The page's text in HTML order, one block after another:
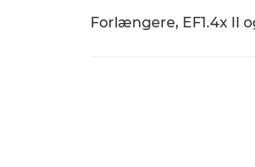
Forlængere, EF1.4x II